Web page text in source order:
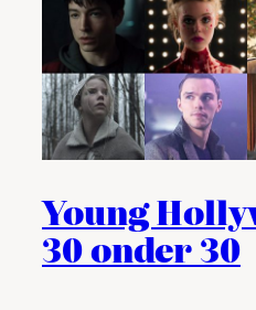
Young
30 onder 30